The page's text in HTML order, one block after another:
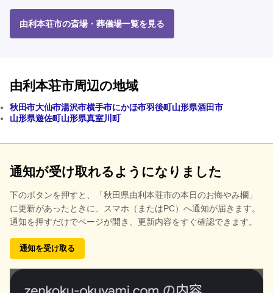
由利本荘市の斎場・葬儀場一覧を見る
由利本荘市周辺の地域
秋田市大仙市湯沢市横手市にかほ市羽後町山形県酒田市
山形県遊佐町山形県真室川町
通知が受け取れるようになりました
下のボタンを押すと、
「秋田県由利本荘市の本日のお悔やみ欄」
に更新があったときに、スマホ（またはPC）へ通知が届きます。
通知を押すだけでページが開き、更新内容をすぐ確認できます。
通知を受け取る